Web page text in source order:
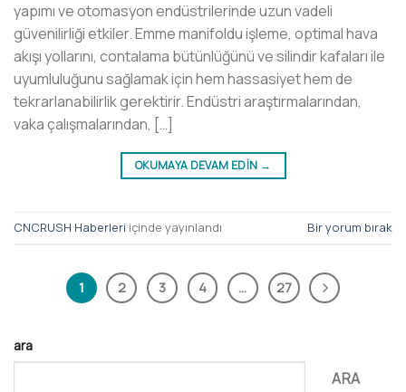
yapımı ve otomasyon endüstrilerinde uzun vadeli
güvenilirliği etkiler. Emme manifoldu işleme, optimal hava
akışı yollarını, contalama bütünlüğünü ve silindir kafaları ile
uyumluluğunu sağlamak için hem hassasiyet hem de
tekrarlanabilirlik gerektirir. Endüstri araştırmalarından,
vaka çalışmalarından, […]
OKUMAYA DEVAM EDIN →
CNCRUSH Haberleri içinde yayınlandı Bir yorum bırak
1 2 3 4 … 27
ara
ARA